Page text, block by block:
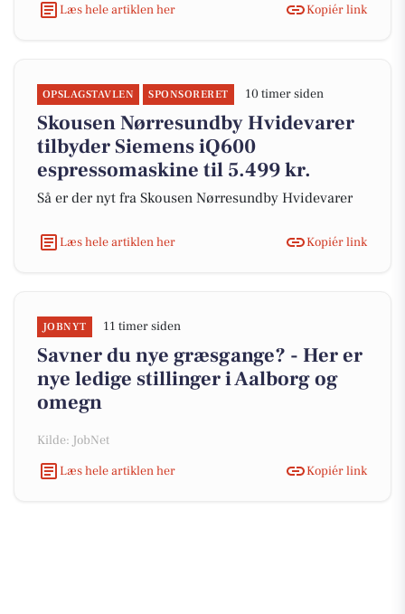
Læs hele artiklen her Kopiér link
OPSLAGSTAVLEN SPONSORERET 10 timer siden
Skousen Nørresundby Hvidevarer
tilbyder Siemens iQ600
espressomaskine til 5.499 kr.
Så er der nyt fra Skousen Nørresundby Hvidevarer
Læs hele artiklen her Kopiér link
JOBNYT 11 timer siden
Savner du nye græsgange? - Her er
nye ledige stillinger i Aalborg og
omegn
Kilde: JobNet
Læs hele artiklen her
Kopiér link